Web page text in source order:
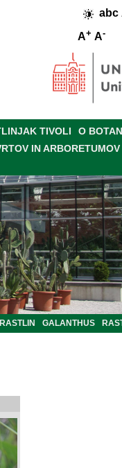
abc
A+ A-
TIVOLI O
IN ARBORETUMOV
GALANTHUS